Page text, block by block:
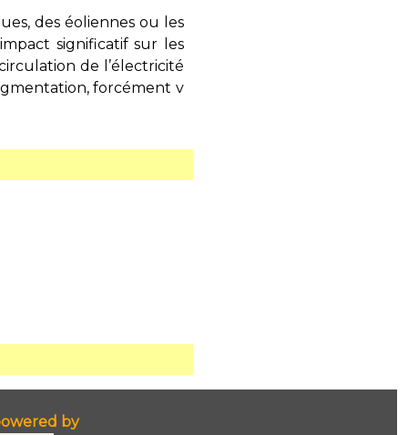
des éoliennes ou les
significatif sur les
de l’électricité
forcément v
by